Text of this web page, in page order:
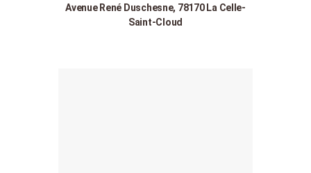
Avenue René Duschesne, 78170 La Celle-
Saint-Cloud